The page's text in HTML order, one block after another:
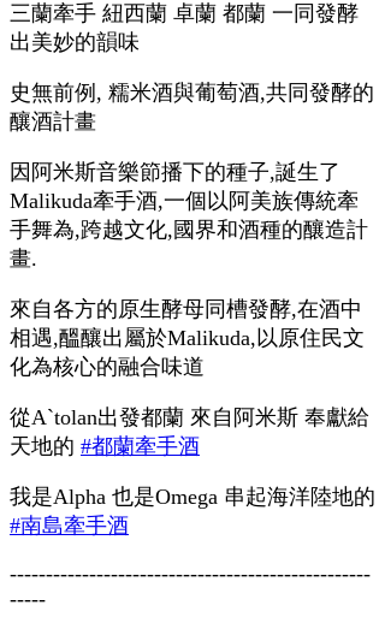
三蘭牽手 紐西蘭 卓蘭 都蘭 一同發酵
出美妙的韻味
史無前例, 糯米酒與葡萄酒,共同發酵的
釀酒計畫
因阿米斯音樂節播下的種子,誕生了
Malikuda牽手酒,一個以阿美族傳統牽
手舞為,跨越文化,國界和酒種的釀造計
畫.
來自各方的原生酵母同槽發酵,在酒中
相遇,醞釀出屬於Malikuda,以原住民文
化為核心的融合味道
從Aˋtolan出發都蘭 來自阿米斯 奉獻給
天地的 #都蘭牽手酒
我是Alpha 也是Omega 串起海洋陸地的
#南島牽手酒
--------------------------------------------------
-----